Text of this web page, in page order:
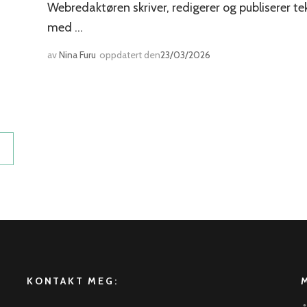
Webredaktøren skriver, redigerer og publiserer
med …
avNina Furu oppdatert den23/03/2026
KONTAKT MEG: